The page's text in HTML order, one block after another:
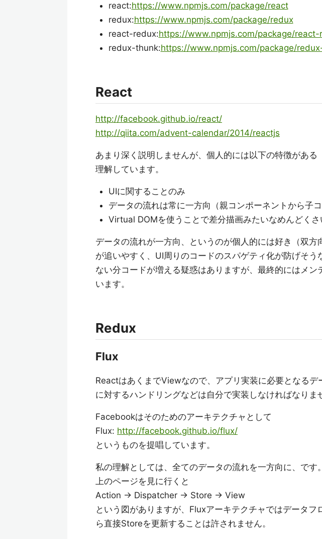
react:https://www.npmjs.com/package/react
redux:https://www.npmjs.com/package/redux
react-redux:https://www.npmjs.com/package/react-
redux-thunk:https://www.npmjs.com/package/
React
http://facebook.github.io/react/
http://qiita.com/advent-calendar/2014/reactjs
あまり深く説明しませんが、個人的には以下の特徴がある
理解しています。
UIに関することのみ
データの流れは常に一方向（親コンポーネントから子コ
Virtual DOMを使うことで差分描画みたいなめんどく
データの流れが一方向、というのが個人的には好き（双
が追いやすく、UI周りのコードのスパゲティ化が防げそ
ない分コードが増える疑惑はありますが、最終的にはメン
います。
Redux
Flux
ReactはあくまでViewなので、アプリ実装に必要となるデ
に対するハンドリングなどは自分で実装しなければなりま
Facebookはそのためのアーキテクチャとして
Flux: http://facebook.github.io/flux/
というものを提唱しています。
私の理解としては、全てのデータの流れを一方向に、です。
上のページを見に行くと
Action -> Dispatcher -> Store -> View
という図がありますが、Fluxアーキテクチャではデータ
ら直接Storeを更新することは許されません。